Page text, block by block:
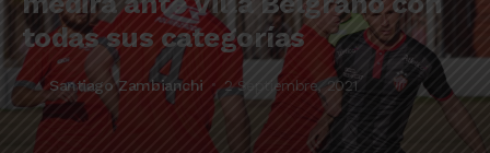
todas sus categorías
Santiago Zambianchi 2 Septiembre, 2021